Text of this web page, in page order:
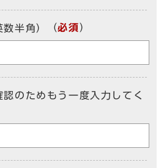
半角） （必須）
のためもう一度入力してく